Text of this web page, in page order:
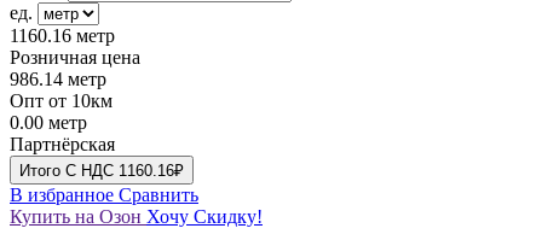
ед.
1160.16 метр
Розничная цена
986.14 метр
Опт от 10км
0.00 метр
Партнёрская
Итого C НДС 1160.16₽
В избранное Сравнить
Купить на Озон Хочу Скидку!